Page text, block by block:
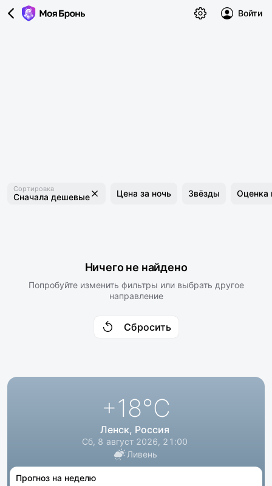
Войти
Сортировка
Сначала дешевые Цена за ночь Звёзды Оценка
Ничего не найдено
Попробуйте изменить фильтры или выбрать другое
направление
Сбросить
+18°C
Ленск, Россия
Сб, 8 август 2026, 21:00
Ливень
Прогноз на неделю